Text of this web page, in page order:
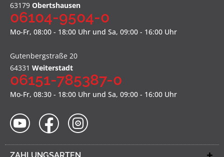
63179 Obertshausen
06104-9504-0
Mo-Fr, 08:00 - 18:00 Uhr und Sa, 09:00 - 16:00 Uhr
Gutenbergstraße 20
64331 Weiterstadt
06151-785387-0
Mo-Fr, 08:30 - 18:00 Uhr und Sa, 09:00 - 16:00 Uhr